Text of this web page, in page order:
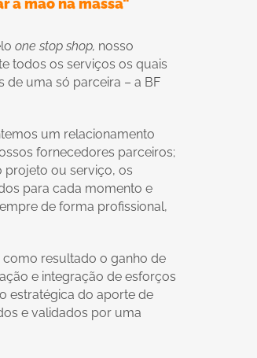
a mão na massa"
one stop shop, nosso
todos os serviços os quais
de uma só parceira – a BF
um relacionamento
fornecedores parceiros;
projeto ou serviço, os
para cada momento e
de forma profissional,
resultado o ganho de
e integração de esforços
estratégica do aporte de
e validados por uma